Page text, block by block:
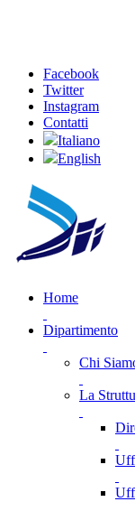
Facebook
Twitter
Instagram
Contatti
Italiano
English
Home
Dipartimento
Chi
La